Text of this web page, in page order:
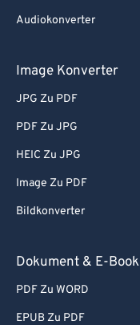
Audiokonverter
Image Konverter
JPG Zu PDF
PDF Zu JPG
HEIC Zu JPG
Image Zu PDF
Bildkonverter
Dokument & E-Book
PDF Zu WORD
EPUB Zu PDF